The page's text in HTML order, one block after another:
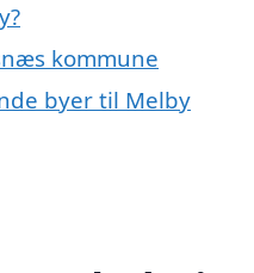
kommune
byer til Melby